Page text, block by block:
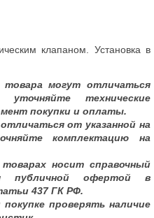
клапаном. Установка в
товара могут отличаться
технические
покупки и оплаты.
от указанной на
комплектацию на
носит справочный
публичной офертой в
437 ГК РФ.
проверять наличие